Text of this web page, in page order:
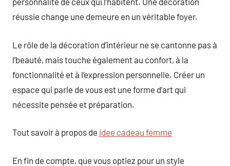
réussie change une demeure en un véritable foyer.
Le rôle de la décoration d’intérieur ne se cantonne pas à
l’beauté, mais touche également au confort, à la
fonctionnalité et à l’expression personnelle. Créer un
espace qui parle de vous est une forme d’art qui
nécessite pensée et préparation.
Tout savoir à propos de idee cadeau femme
En fin de compte, que vous optiez pour un style